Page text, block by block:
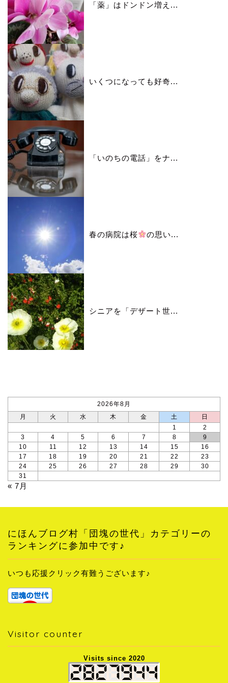
「薬」はドンドン増え...
いくつになっても好奇...
「いのちの電話」をナ...
春の病院は桜 の思い...
シニアを「デザート世...
2026年8月
月
火 水 木 金 土
日
1
2
3
4 5 6 7 8
9
10
11 12 13 14 15
16
17
18 19 20 21 22
23
24
25 26 27 28 29
30
31
« 7月
にほんブログ村「団塊の世代」カテゴリーの
ランキングに参加中です♪
いつも応援クリック有難うございます♪
Visitor counter
Visits since 2020